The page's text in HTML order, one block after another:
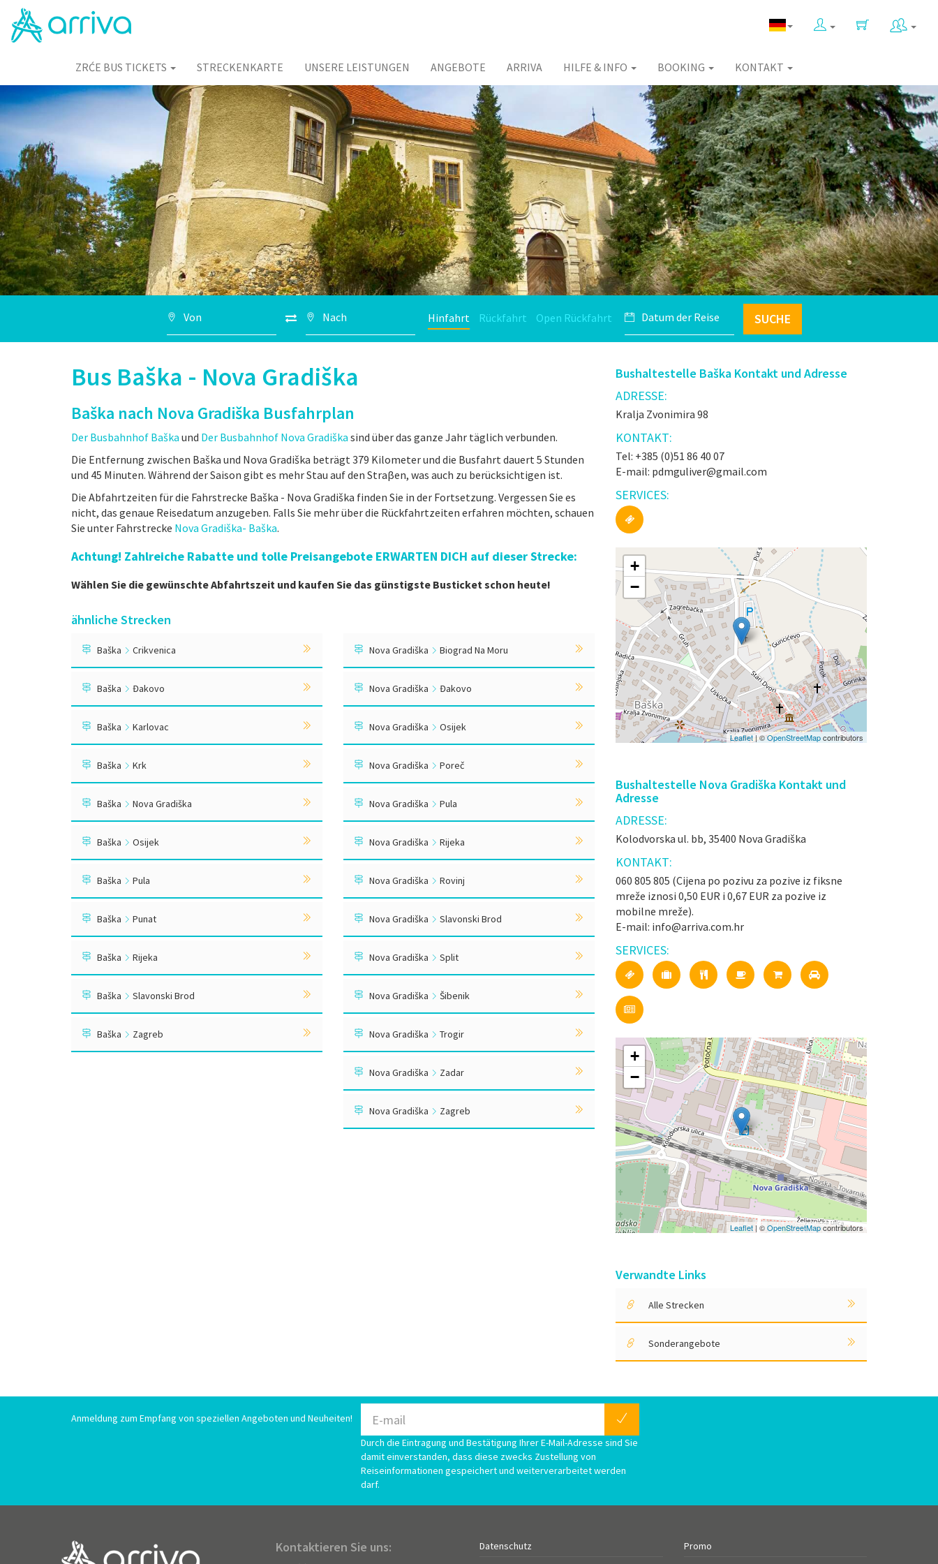
ZRĆE BUS TICKETS STRECKENKARTE UNSERE LEISTUNGEN ANGEBOTE ARRIVA HILFE & INFO BOOKING KONTAKT
Hinfahrt Rückfahrt Open Rückfahrt SUCHE
Bus Baška - Nova Gradiška
Baška nach Nova Gradiška Busfahrplan
Der Busbahnhof Baška und Der Busbahnhof Nova Gradiška sind über das ganze Jahr täglich verbunden.
Die Entfernung zwischen Baška und Nova Gradiška beträgt 379 Kilometer und die Busfahrt dauert 5 Stunden
und 45 Minuten. Während der Saison gibt es mehr Stau auf den Straβen, was auch zu berücksichtigen ist.
Die Abfahrtzeiten für die Fahrstrecke Baška - Nova Gradiška finden Sie in der Fortsetzung. Vergessen Sie es
nicht, das genaue Reisedatum anzugeben. Falls Sie mehr über die Rückfahrtzeiten erfahren möchten, schauen
Sie unter Fahrstrecke Nova Gradiška- Baška.
Achtung! Zahlreiche Rabatte und tolle Preisangebote ERWARTEN DICH auf dieser Strecke:
Wählen Sie die gewünschte Abfahrtszeit und kaufen Sie das günstigste Busticket schon heute!
ähnliche Strecken
Baška Crikvenica
Baška Đakovo
Baška Karlovac
Baška Krk
Baška Nova Gradiška
Baška Osijek
Baška Pula
Baška Punat
Baška Rijeka
Baška Slavonski Brod
Baška Zagreb
Nova Gradiška Biograd Na Moru
Nova Gradiška Đakovo
Nova Gradiška Osijek
Nova Gradiška Poreč
Nova Gradiška Pula
Nova Gradiška Rijeka
Nova Gradiška Rovinj
Nova Gradiška Slavonski Brod
Nova Gradiška Split
Nova Gradiška Šibenik
Nova Gradiška Trogir
Nova Gradiška Zadar
Nova Gradiška Zagreb
Bushaltestelle Baška Kontakt und Adresse
ADRESSE:
Kralja Zvonimira 98
KONTAKT:
Tel: +385 (0)51 86 40 07
E-mail: pdmguliver@gmail.com
SERVICES:
+
−
Leaflet | ©OpenStreetMapcontributors
Bushaltestelle Nova Gradiška Kontakt und
Adresse
ADRESSE:
Kolodvorska ul. bb, 35400 Nova Gradiška
KONTAKT:
060 805 805 (Cijena po pozivu za pozive iz fiksne
mreže iznosi 0,50 EUR i 0,67 EUR za pozive iz
mobilne mreže).
E-mail: info@arriva.com.hr
SERVICES:
+
−
Leaflet| ©OpenStreetMapcontributors
Verwandte Links
Alle Strecken
Sonderangebote
Anmeldung zum Empfang von speziellen Angeboten und Neuheiten!
Durch die Eintragung und Bestätigung Ihrer E-Mail-Adresse sind Sie
damit einverstanden, dass diese zwecks Zustellung von
Reiseinformationen gespeichert und weiterverarbeitet werden
darf.
Kontaktieren Sie uns:
Datenschutz
Promo